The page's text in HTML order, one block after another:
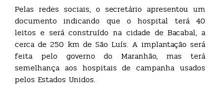
Pelas redes sociais, o secretário apresentou um
documento indicando que o hospital terá 40
leitos e será construído na cidade de Bacabal, a
cerca de 250 km de São Luís. A implantação será
feita pelo governo do Maranhão, mas terá
semelhança aos hospitais de campanha usados
pelos Estados Unidos.